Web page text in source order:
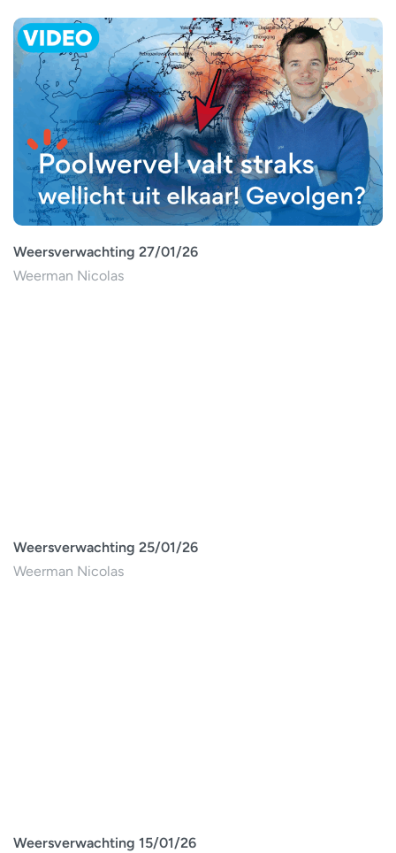
Weersverwachting 27/01/26
Weerman Nicolas
Weersverwachting 25/01/26
Weerman Nicolas
Weersverwachting 15/01/26